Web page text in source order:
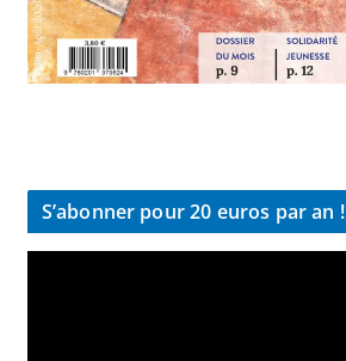
S’abonner pour 20 euros par an !